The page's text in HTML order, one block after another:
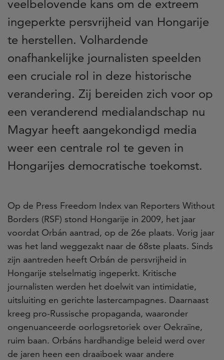
veelbelovende kans om de extreem
ingeperkte persvrijheid van Hongarije
te herstellen. Volhardende
onafhankelijke journalisten speelden
een cruciale rol in deze historische
verandering. Zij bereiden zich voor op
een veranderend medialandschap nu
Magyar heeft aangekondigd media
weer een centrale rol te geven in
Hongarijes democratische toekomst.
Op de Press Freedom Index van Reporters Without
Borders (RSF) stond Hongarije in 2009, het jaar
voordat Orbán aantrad, op de 26e plaats. Vorig jaar
was het land weggezakt naar de 68ste plaats. Sinds
zijn aantreden heeft Orbán de persvrijheid in
Hongarije stelselmatig ingeperkt. Kritische
journalisten werden het doelwit van intimidatie,
uitsluiting en gerichte lastercampagnes. Daarnaast
kreeg pro-Russische propaganda, waaronder
ongenuanceerde oorlogsretoriek over Oekraïne,
ruim baan. Orbáns hardhandige beleid werd over
de jaren heen een draaiboek waar andere